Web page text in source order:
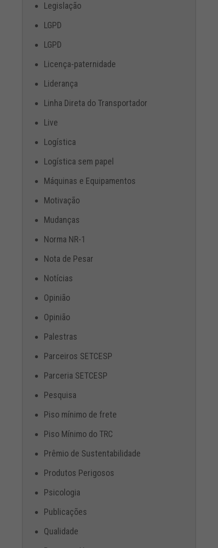
Legislação
LGPD
LGPD
Licença-paternidade
Liderança
Linha Direta do Transportador
Live
Logística
Logística sem papel
Máquinas e Equipamentos
Motivação
Mudanças
Norma NR-1
Nota de Pesar
Notícias
Opinião
Opinião
Palestras
Parceiros SETCESP
Parceria SETCESP
Pesquisa
Piso mínimo de frete
Piso Mínimo do TRC
Prêmio de Sustentabilidade
Produtos Perigosos
Psicologia
Publicações
Qualidade